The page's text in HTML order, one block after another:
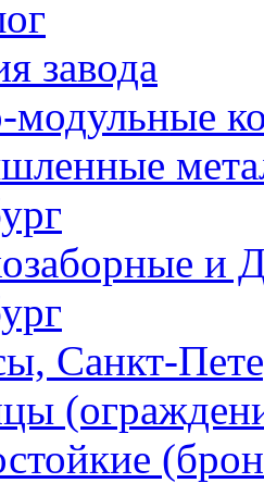
завода
модульные
и
Санкт-